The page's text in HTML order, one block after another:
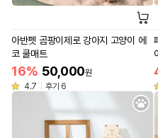
아반펫 곰팡이제로 강아지 고양이 에
코 쿨매트
16% 50,000원
4.7
후기 6